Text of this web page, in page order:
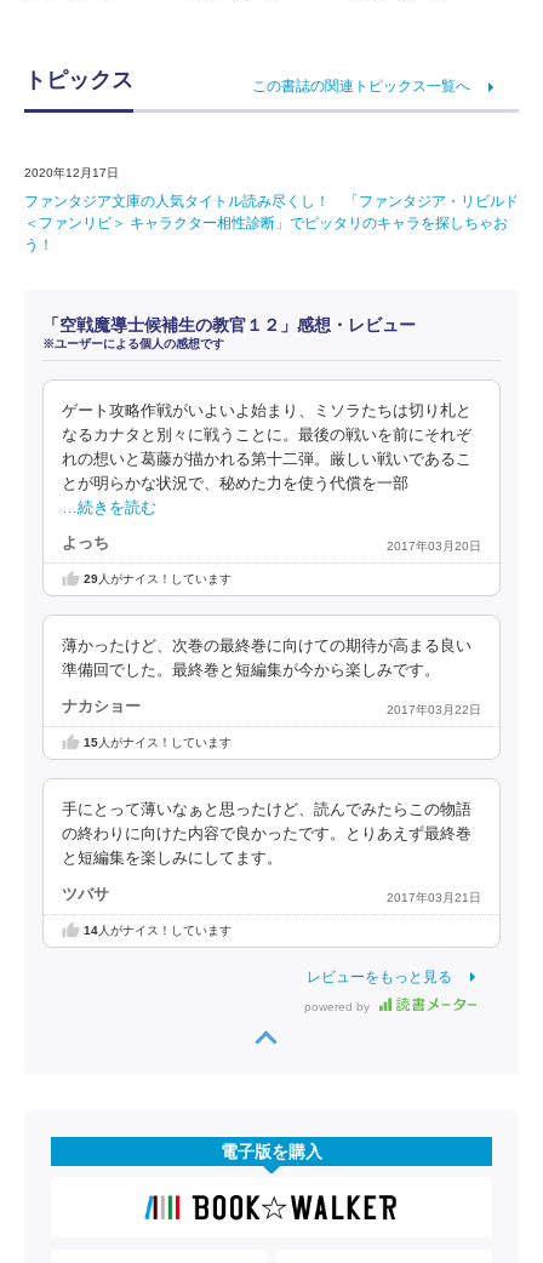
トピックス この書誌の関連トピックス一覧へ
2020年12月17日
ファンタジア文庫の人気タイトル読み尽くし！ 「ファンタジア・リビルド
＜ファンリビ＞ キャラクター相性診断」でピッタリのキャラを探しちゃお
う！
「空戦魔導士候補生の教官１２」感想・レビュー
※ユーザーによる個人の感想です
ゲート攻略作戦がいよいよ始まり、ミソラたちは切り札と
なるカナタと別々に戦うことに。最後の戦いを前にそれぞ
れの想いと葛藤が描かれる第十二弾。厳しい戦いであるこ
とが明らかな状況で、秘めた力を使う代償を一部
…続きを読む
よっち 2017年03月20日
29人がナイス！しています
薄かったけど、次巻の最終巻に向けての期待が高まる良い
準備回でした。最終巻と短編集が今から楽しみです。
ナカショー 2017年03月22日
15人がナイス！しています
手にとって薄いなぁと思ったけど、読んでみたらこの物語
の終わりに向けた内容で良かったです。とりあえず最終巻
と短編集を楽しみにしてます。
ツバサ 2017年03月21日
14人がナイス！しています
レビューをもっと見る
powered by
電子版を購入